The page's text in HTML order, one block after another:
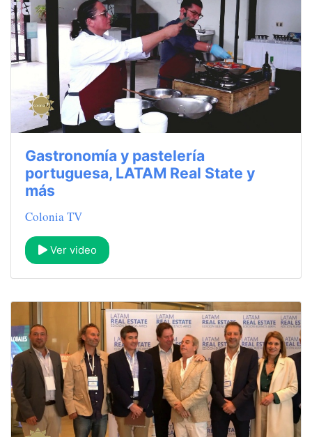
Gastronomía y pastelería
portuguesa, LATAM Real State y
más
Colonia TV
Ver video